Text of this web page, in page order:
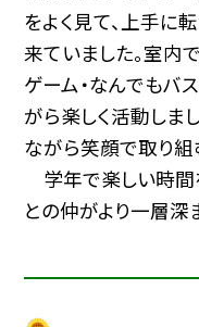
をよく見て、上手に
来ていました。室内
ゲーム・なんでもバ
がら楽しく活動しま
ながら笑顔で取り組
学年で楽しい時間
との仲がより一層深